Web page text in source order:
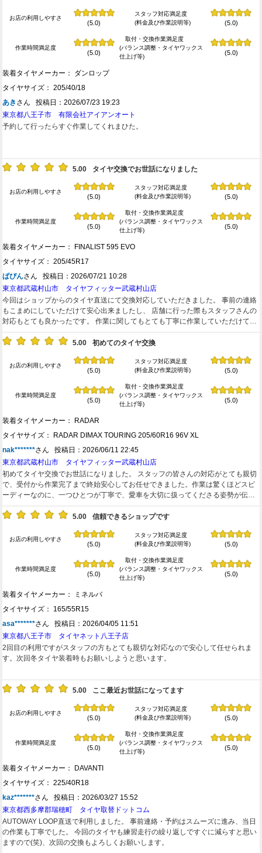
お店の利用しやすさ
(5.0)
スタッフ対応満足度
(料金及び作業説明等)
(5.0)
作業時間満足度
(5.0)
取付・交換作業満足度
(バランス調整・タイヤワックス
仕上げ等)
(5.0)
装着タイヤメーカー： ダンロップ
タイヤサイズ： 205/40/18
あき さん 投稿日：2026/07/23 19:23
東京都八王子市 有限会社アイアンオート
予約して行ったらすぐ作業してくれまひた。
5.00 タイヤ交換でお世話になりました
お店の利用しやすさ
(5.0)
スタッフ対応満足度
(料金及び作業説明等)
(5.0)
作業時間満足度
(5.0)
取付・交換作業満足度
(バランス調整・タイヤワックス
仕上げ等)
(5.0)
装着タイヤメーカー： FINALIST 595 EVO
タイヤサイズ： 205/45R17
ぱぴんさん 投稿日：2026/07/21 10:28
東京都武蔵村山市 タイヤフィッター武蔵村山店
今回はショップからのタイヤ直送にて交換対応していただきました。 事前の連絡
もこまめにしていただけて安心出来ましたし、 店舗に行った際もスタッフさんの
対応もとても良かったです。 作業に関してもとても丁寧に作業していただけて信
ありがとうございました。
5.00 初めてのタイヤ交換
お店の利用しやすさ
(5.0)
スタッフ対応満足度
(料金及び作業説明等)
(5.0)
作業時間満足度
(5.0)
取付・交換作業満足度
(バランス調整・タイヤワックス
仕上げ等)
(5.0)
装着タイヤメーカー： RADAR
タイヤサイズ： RADAR DIMAX TOURING 205/60R16 96V XL
nak*******さん 投稿日：2026/06/11 22:45
東京都武蔵村山市 タイヤフィッター武蔵村山店
初めてタイヤ交換でお世話になりました。 スタッフの皆さんの対応がとても親切
で、受付から作業完了まで終始安心してお任せできました。作業は驚くほどスピ
ーディーなのに、一つひとつが丁寧で、愛車を大切に扱ってくださる姿勢が伝わ
識がなくても安心して相談できます。技術力の高さはもちろん、安全面への配慮
の方から高い評価を受けている理由がよく分かりました。 料金・作業品質・接客
のどれを取っても大満足です。タイヤ交換を検討している方には自信を持ってお
すすめできます。これからも愛車のタイヤ関連はお願いしたいと思います。本当
にありがとうございました！
5.00 信頼できるショップです
お店の利用しやすさ
(5.0)
スタッフ対応満足度
(料金及び作業説明等)
(5.0)
作業時間満足度
(5.0)
取付・交換作業満足度
(バランス調整・タイヤワックス
仕上げ等)
(5.0)
装着タイヤメーカー： ミネルバ
タイヤサイズ： 165/55R15
asa*******さん 投稿日：2026/04/05 11:51
東京都八王子市 タイヤネット八王子店
2回目の利用ですがスタッフの方もとても親切な対応なので安心して任せられま
す。次回冬タイヤ装着時もお願いしようと思います。
5.00 ここ最近お世話になってます
お店の利用しやすさ
(5.0)
スタッフ対応満足度
(料金及び作業説明等)
(5.0)
作業時間満足度
(5.0)
取付・交換作業満足度
(バランス調整・タイヤワックス
仕上げ等)
(5.0)
装着タイヤメーカー： DAVANTI
タイヤサイズ： 225/40R18
kaz*******さん 投稿日：2026/03/27 15:52
東京都西多摩郡瑞穂町 タイヤ取替ドットコム
AUTOWAY LOOP直送で利用しました。 事前連絡・予約はスムーズに進み、当日
の作業も丁寧でした。 今回のタイヤも練習走行の繰り返しですぐに減らすと思い
ますので(笑)、次回の交換もよろしくお願いします。